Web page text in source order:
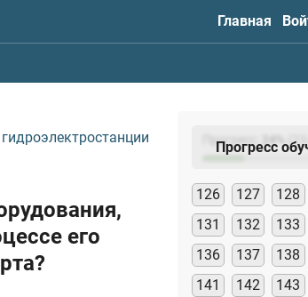
Главная
его
Прогресс: (23
Прогресс
126 127 128
131
132 133
136
137 138
141
142 143